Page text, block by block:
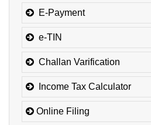
E-Payment
e-TIN
Challan Varification
Income Tax Calculator
Online Filing